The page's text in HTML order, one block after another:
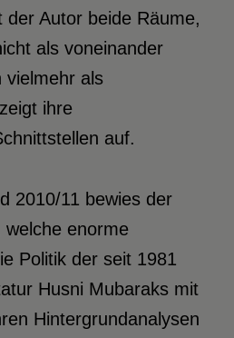
der Autor beide Räume,
als voneinander
vielmehr als
ihre
auf.
2010/11 bewies der
enorme
Politik der seit 1981
Husni Mubaraks mit
Hintergrundanalysen